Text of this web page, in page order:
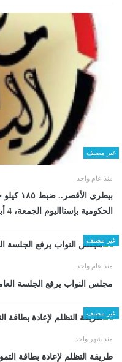
غير مصنف
منذ عام واحد
بيطرى
الحكومية بإسنااليوم الجمعة، 4 أبريل 2025 08:54 مـ
غير مصنف
منذ عام واحد
مجلس النواب يرفع الجلسة
غير مصنف
منذ شهر واحد
طريقة التظلم لإعادة بطاقة